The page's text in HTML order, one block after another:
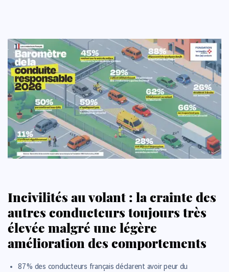
Incivilités au volant : la crainte des
autres conducteurs toujours très
élevée malgré une légère
amélioration des comportements
87 % des conducteurs français déclarent avoir peur du